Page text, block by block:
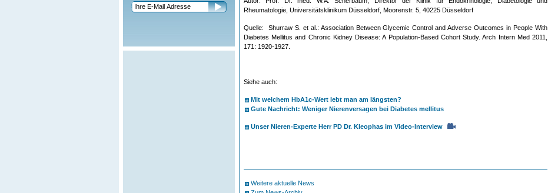
Rheumatologie, Universitätsklinikum Düsseldorf, Moorenstr. 5, 40225 Düsseldorf
Quelle: Shurraw S. et al.: Association Between Glycemic Control and Adverse Outcomes in People With
Diabetes Mellitus and Chronic Kidney Disease: A Population-Based Cohort Study. Arch Intern Med 2011,
171: 1920-1927.
Siehe auch:
Mit welchem HbA1c-Wert lebt man am längsten?
Gute Nachricht: Weniger Nierenversagen bei Diabetes mellitus
Unser Nieren-Experte Herr PD Dr. Kleophas im Video-Interview
Weitere aktuelle News